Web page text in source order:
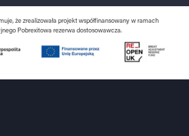
że zrealizowała projekt współfinansowany w ramach
Pobrexitowa rezerwa dostosowawcza.